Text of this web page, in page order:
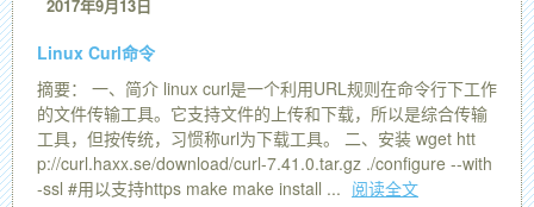
2017年9月13日
Linux Curl命令
摘要： 一、简介 linux curl是一个利用URL规则在命令行下工作
的文件传输工具。它支持文件的上传和下载，所以是综合传输
工具，但按传统，习惯称url为下载工具。 二、安装 wget htt
p://curl.haxx.se/download/curl-7.41.0.tar.gz ./configure --with
-ssl #用以支持https make make install ... 阅读全文